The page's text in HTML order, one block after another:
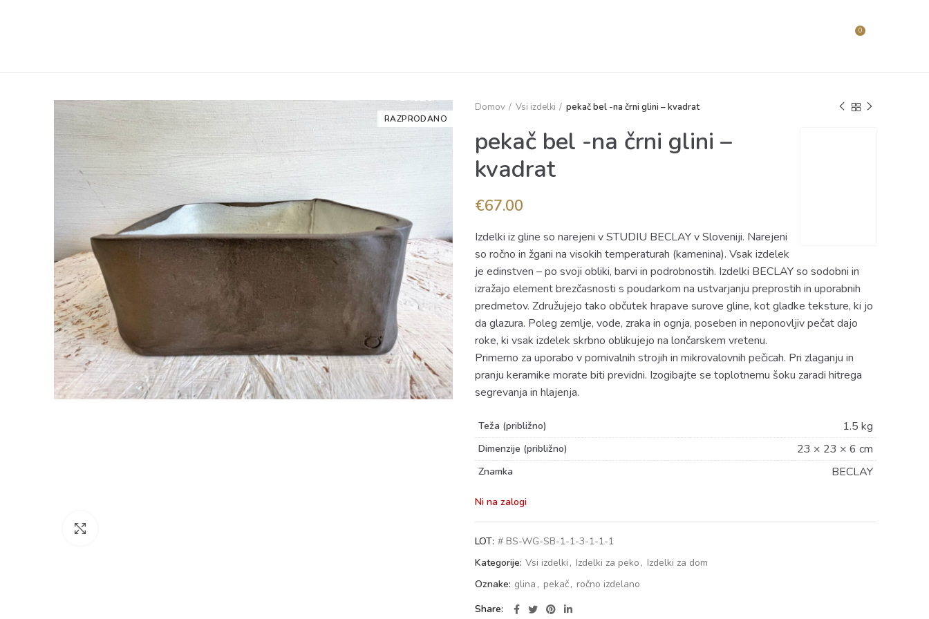
0
RAZPRODANO
Domov Vsi izdelki pekač bel -na črni glini – kvadrat
pekač bel -na črni glini –
kvadrat
€67.00
Izdelki iz gline so narejeni v STUDIU BECLAY v Sloveniji. Narejeni
so ročno in žgani na visokih temperaturah (kamenina). Vsak izdelek
je edinstven – po svoji obliki, barvi in podrobnostih. Izdelki BECLAY so sodobni in
izražajo element brezčasnosti s poudarkom na ustvarjanju preprostih in uporabnih
predmetov. Združujejo tako občutek hrapave surove gline, kot gladke teksture, ki jo
da glazura. Poleg zemlje, vode, zraka in ognja, poseben in neponovljiv pečat dajo
roke, ki vsak izdelek skrbno oblikujejo na lončarskem vretenu.
Primerno za uporabo v pomivalnih strojih in mikrovalovnih pečicah. Pri zlaganju in
pranju keramike morate biti previdni. Izogibajte se toplotnemu šoku zaradi hitrega
segrevanja in hlajenja.
Teža (približno) 1.5 kg
Dimenzije (približno) 23 × 23 × 6 cm
Znamka BECLAY
Ni na zalogi
LOT: # BS-WG-SB-1-1-3-1-1-1
Kategorije: Vsi izdelki , Izdelki za peko , Izdelki za dom
Oznake: glina , pekač, ročno izdelano
Share